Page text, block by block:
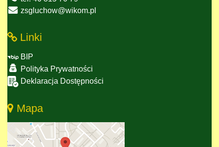
zsgluchow@wikom.pl
Linki
BIP
Polityka Prywatności
Deklaracja Dostępności
Mapa